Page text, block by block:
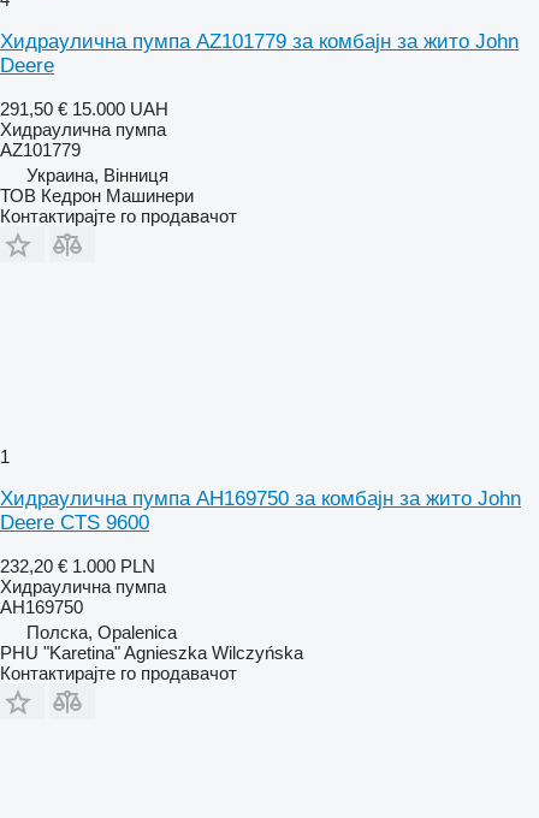
Хидраулична пумпа AZ101779 за комбајн за жито John
Deere
291,50 € 15.000 UAH
Хидраулична пумпа
AZ101779
Украина, Вінниця
ТОВ Кедрон Машинери
Контактирајте го продавачот
1
Хидраулична пумпа AH169750 за комбајн за жито John
Deere CTS 9600
232,20 € 1.000 PLN
Хидраулична пумпа
AH169750
Полска, Opalenica
PHU "Karetina" Agnieszka Wilczyńska
Контактирајте го продавачот